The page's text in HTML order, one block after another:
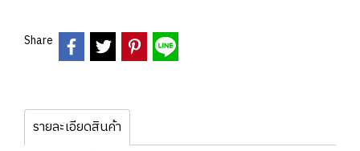
Share
รายละเอียดสินค้า